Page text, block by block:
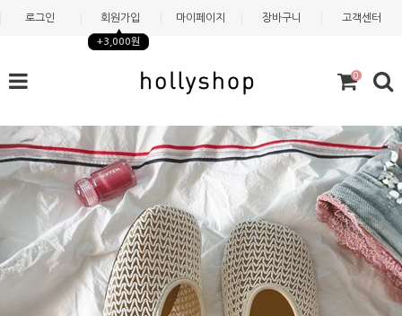
로그인 회원가입
+3,000원
마이페이지 장바구니 고객센터
0